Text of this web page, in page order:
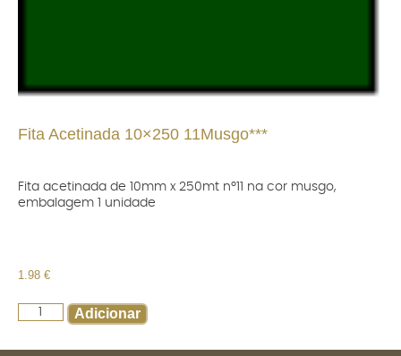
Fita Acetinada 10×250 11Musgo***
Fita acetinada de 10mm x 250mt nº11 na cor musgo,
embalagem 1 unidade
1.98 €
Adicionar